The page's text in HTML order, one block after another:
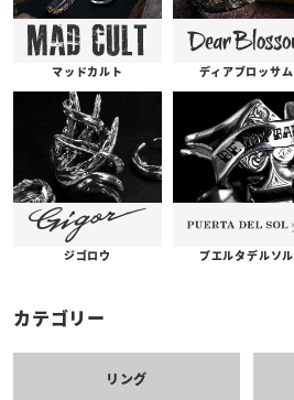
マッドカルト ディアブロッサム
ジゴロウ プエルタデルソル
カテゴリー
リング